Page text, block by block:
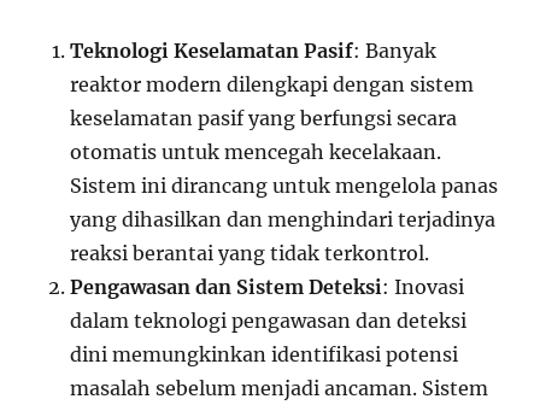
Teknologi Keselamatan Pasif: Banyak
reaktor modern dilengkapi dengan sistem
keselamatan pasif yang berfungsi secara
otomatis untuk mencegah kecelakaan.
Sistem ini dirancang untuk mengelola panas
yang dihasilkan dan menghindari terjadinya
reaksi berantai yang tidak terkontrol.
Pengawasan dan Sistem Deteksi: Inovasi
dalam teknologi pengawasan dan deteksi
dini memungkinkan identifikasi potensi
masalah sebelum menjadi ancaman. Sistem